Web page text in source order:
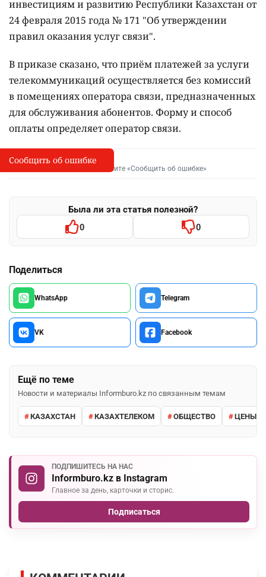
инвестициям и развитию Республики Казахстан от
24 февраля 2015 года № 171 "Об утверждении
правил оказания услуг связи".
В приказе сказано, что приём платежей за услуги
телекоммуникаций осуществляется без комиссий
в помещениях оператора связи, предназначенных
для обслуживания абонентов. Форму и способ
оплаты определяет оператор связи.
I
Сообщить об опечатке
Выделите фрагмент и нажмите «Сообщить об ошибке»
Была ли эта статья полезной?
0 0
Поделиться
WhatsApp Telegram
VK Facebook
Ещё по теме
Новости и материалы Informburo.kz по связанным темам
КАЗАХСТАН КАЗАХТЕЛЕКОМ ОБЩЕСТВО ЦЕНЫ И
ПОДПИШИТЕСЬ НА НАС
Informburo.kz в Instagram
Главное за день, карточки и сторис.
Подписаться
Сообщить об ошибке